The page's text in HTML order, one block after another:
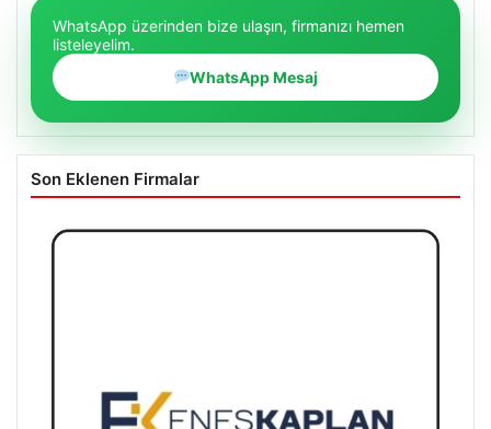
WhatsApp üzerinden bize ulaşın, firmanızı hemen
listeleyelim.
WhatsApp Mesaj
Son Eklenen Firmalar